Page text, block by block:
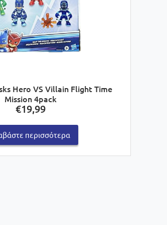
Hero VS Villain Flight Time
Mission 4pack
€19,99
περισσότερα